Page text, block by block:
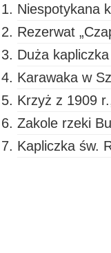
Niespotykana
Rezerwat
Duża
Karawaka w
Krzyż z 1909
Zakole rzeki
Kapliczka św.